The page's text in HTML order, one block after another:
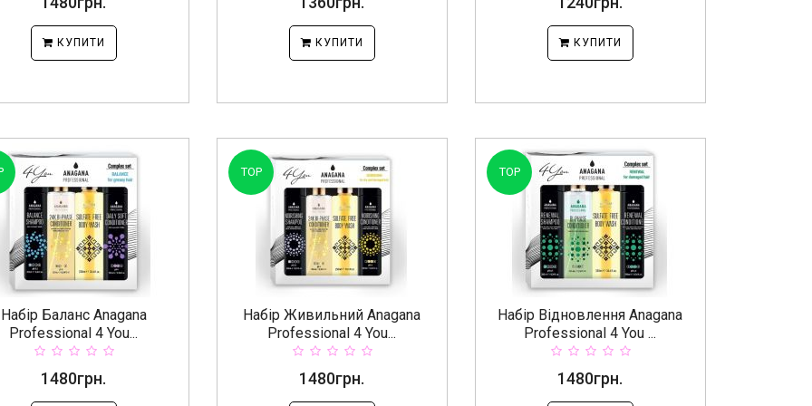
КУПИТИ КУПИТИ КУПИТИ
Набір Баланс Anagana
Professional 4 You...
1480грн.
TOP
Набір Живильний Anagana
Professional 4 You...
1480грн.
TOP
Набір Відновлення Anagana
Professional 4 You ...
1480грн.